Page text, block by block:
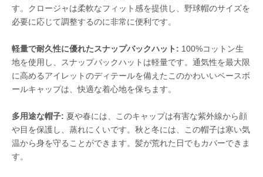
す。クロージャは柔軟なフィット感を提供し、野球帽のサイズを
必要に応じて調整するのに非常に便利です。
軽量で耐久性に優れたスナップバックハット: 100%コットン生
地を使用し、スナップバックハットは軽量です。通気性を最大限
に高めるアイレットのディテールを備えたこのかわいいベースボ
ールキャップは、快適な着心地を保ちます。
多用途な帽子: 夏や春には、このキャップは有害な紫外線から顔
や目を保護し、蒸れにくいです。秋と冬には、この帽子は寒い気
温から身を守ることができます。髪が荒れた日でもカバーできま
す。